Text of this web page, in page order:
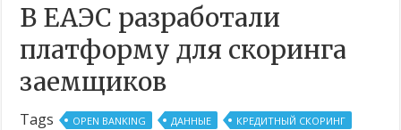
В ЕАЭС разработали
платформу для скоринга
заемщиков
Tags OPEN BANKING ДАННЫЕ КРЕДИТНЫЙ СКОРИНГ